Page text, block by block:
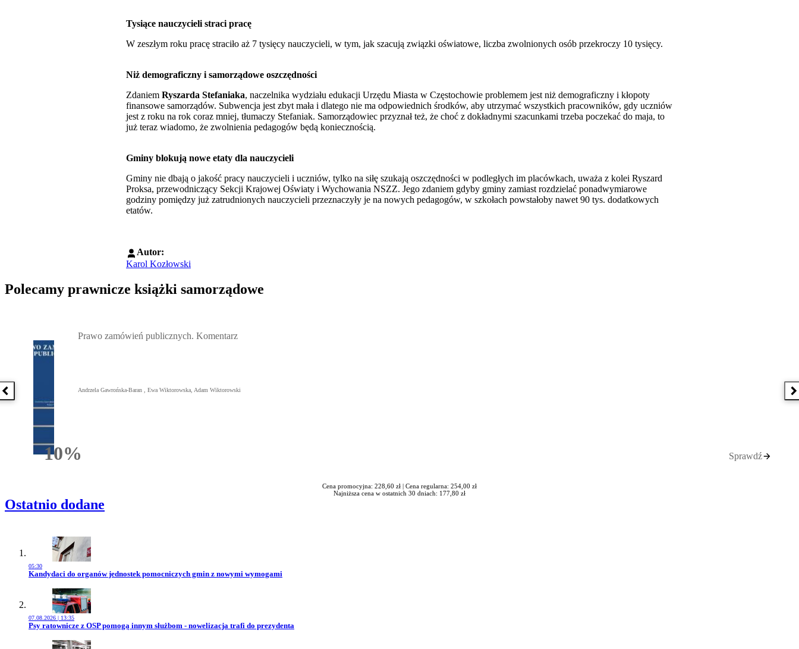
Tysiące nauczycieli straci pracę
W zeszłym roku pracę straciło aż 7 tysięcy nauczycieli, w tym, jak szacują związki oświatowe, liczba zwolnionych osób przekroczy 10 tysięcy.
Niż demograficzny i samorządowe oszczędności
Zdaniem Ryszarda Stefaniaka, naczelnika wydziału edukacji Urzędu Miasta w Częstochowie problemem jest niż demograficzny i kłopoty
finansowe samorządów. Subwencja jest zbyt mała i dlatego nie ma odpowiednich środków, aby utrzymać wszystkich pracowników, gdy uczniów
jest z roku na rok coraz mniej, tłumaczy Stefaniak. Samorządowiec przyznał też, że choć z dokładnymi szacunkami trzeba poczekać do maja, to
już teraz wiadomo, że zwolnienia pedagogów będą koniecznością.
Gminy blokują nowe etaty dla nauczycieli
Gminy nie dbają o jakość pracy nauczycieli i uczniów, tylko na siłę szukają oszczędności w podległych im placówkach, uważa z kolei Ryszard
Proksa, przewodniczący Sekcji Krajowej Oświaty i Wychowania NSZZ. Jego zdaniem gdyby gminy zamiast rozdzielać ponadwymiarowe
godziny pomiędzy już zatrudnionych nauczycieli przeznaczyły je na nowych pedagogów, w szkołach powstałoby nawet 90 tys. dodatkowych
etatów.
Autor:
Karol Kozłowski
Polecamy prawnicze książki samorządowe
Poprzednia książka
10%Rabatu
Prawo zamówień publicznych. Komentarz
Andrzela Gawrońska-Baran , Ewa Wiktorowska, Adam Wiktorowski
Sprawdź
Cena promocyjna: 228,60 zł | Cena regularna: 254,00 zł
Najniższa cena w ostatnich 30 dniach: 177,80 zł
Ostatnio dodane
05:30
Przejdź do artykułu:
Kandydaci do organów jednostek pomocniczych gmin z nowymi wymogami
07.08.2026 | 13:35
Przejdź do artykułu:
Psy ratownicze z OSP pomogą innym służbom - nowelizacja trafi do prezydenta